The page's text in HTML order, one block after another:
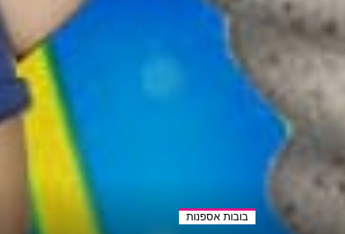
בובות אספנות